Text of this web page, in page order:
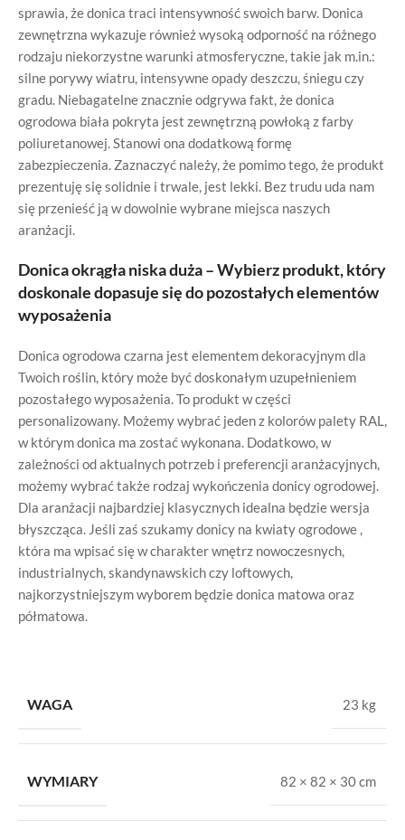
sprawia, że donica traci intensywność swoich barw. Donica
zewnętrzna wykazuje również wysoką odporność na różnego
rodzaju niekorzystne warunki atmosferyczne, takie jak m.in.:
silne porywy wiatru, intensywne opady deszczu, śniegu czy
gradu. Niebagatelne znacznie odgrywa fakt, że donica
ogrodowa biała pokryta jest zewnętrzną powłoką z farby
poliuretanowej. Stanowi ona dodatkową formę
zabezpieczenia. Zaznaczyć należy, że pomimo tego, że produkt
prezentuję się solidnie i trwale, jest lekki. Bez trudu uda nam
się przenieść ją w dowolnie wybrane miejsca naszych
aranżacji.
Donica okrągła niska duża – Wybierz produkt, który
doskonale dopasuje się do pozostałych elementów
wyposażenia
Donica ogrodowa czarna jest elementem dekoracyjnym dla
Twoich roślin, który może być doskonałym uzupełnieniem
pozostałego wyposażenia. To produkt w części
personalizowany. Możemy wybrać jeden z kolorów palety RAL,
w którym donica ma zostać wykonana. Dodatkowo, w
zależności od aktualnych potrzeb i preferencji aranżacyjnych,
możemy wybrać także rodzaj wykończenia donicy ogrodowej.
Dla aranżacji najbardziej klasycznych idealna będzie wersja
błyszcząca. Jeśli zaś szukamy donicy na kwiaty ogrodowe ,
która ma wpisać się w charakter wnętrz nowoczesnych,
industrialnych, skandynawskich czy loftowych,
najkorzystniejszym wyborem będzie donica matowa oraz
półmatowa.
WAGA 23 kg
WYMIARY 82 × 82 × 30 cm